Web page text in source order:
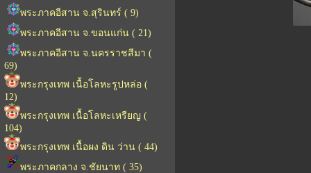
พระภาคอีสาน จ.สุรินทร์ ( 9)
พระภาคอีสาน จ.ขอนแก่น ( 21)
พระภาคอีสาน จ.นครราชสีมา (
69)
พระกรุงเทพ เนื้อโลหะรูปหล่อ (
12)
พระกรุงเทพ เนื้อโลหะเหรียญ (
104)
พระกรุงเทพ เนื้อผง ดิน ว่าน ( 44)
พระภาคกลาง จ.ชัยนาท ( 35)